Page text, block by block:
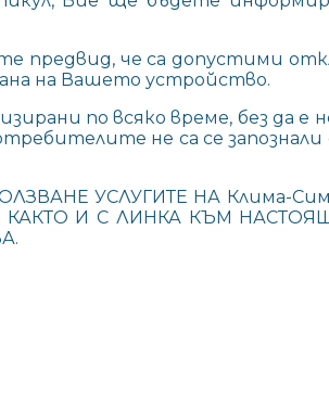
предвид, че са допустими
на Вашето устройство.
по всяко време, без да е
не са се
УСЛУГИТЕ НА Клима-
КАКТО И С ЛИНКА КЪМ